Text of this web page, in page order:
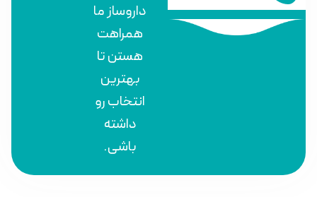
داروساز ما
همراهت
هستن تا
بهترین
انتخاب رو
داشته
باشی.